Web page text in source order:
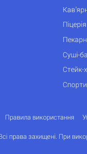
Піцерія
Суші-
Стейк-
Правила використання
права захищені. При